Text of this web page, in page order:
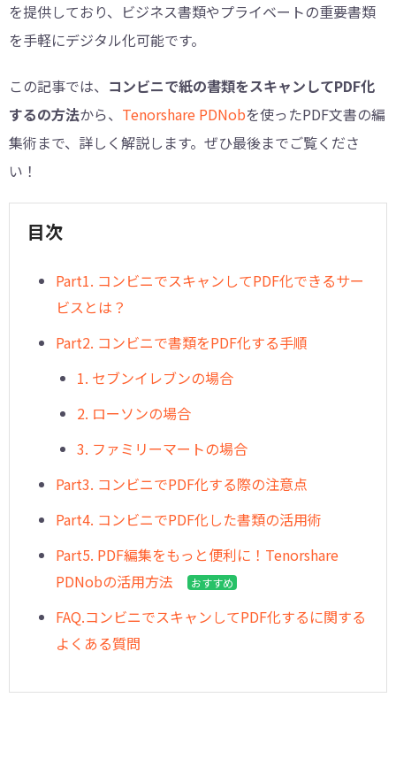
を提供しており、ビジネス書類やプライベートの重要書類
を手軽にデジタル化可能です。
この記事では、 コンビニで紙の書類をスキャンしてPDF化
するの方法から、 Tenorshare PDNobを使ったPDF文書の編
集術まで、詳しく解説します。ぜひ最後までご覧くださ
い！
目次
︎Part1. コンビニでスキャンしてPDF化できるサー
ビスとは？
Part2. コンビニで書類をPDF化する手順
1. セブンイレブンの場合
2. ローソンの場合
3. ファミリーマートの場合
Part3. コンビニでPDF化する際の注意点
Part4. コンビニでPDF化した書類の活用術
Part5. PDF編集をもっと便利に！Tenorshare
PDNobの活用方法
おすすめ
FAQ.コンビニでスキャンしてPDF化するに関する
よくある質問